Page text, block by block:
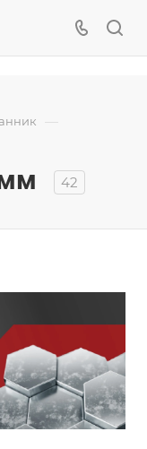
—
42